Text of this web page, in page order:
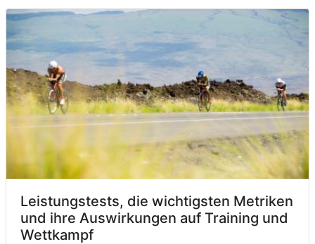
Leistungstests, die wichtigsten Metriken
und ihre Auswirkungen auf Training und
Wettkampf